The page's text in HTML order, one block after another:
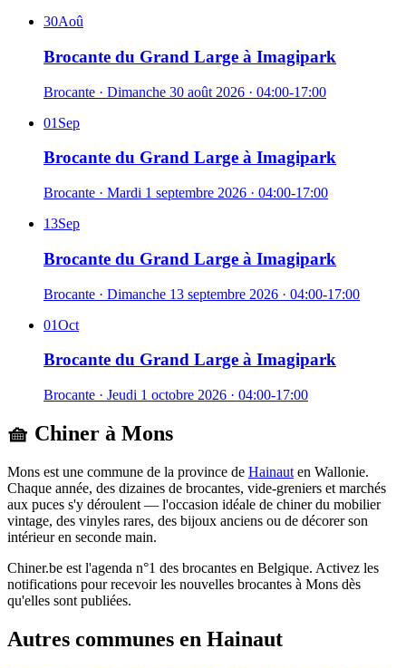
30Aoû
Brocante du Grand Large à Imagipark
Brocante · Dimanche 30 août 2026 · 04:00-17:00
01 Sep
Brocante du Grand Large à Imagipark
Brocante · Mardi 1 septembre 2026 · 04:00-17:00
13Sep
Brocante du Grand Large à Imagipark
Brocante · Dimanche 13 septembre 2026 · 04:00-17:00
01Oct
Brocante du Grand Large à Imagipark
Brocante · Jeudi 1 octobre 2026 · 04:00-17:00
🧺 Chiner à Mons
Mons est une commune de la province de Hainaut en Wallonie.
Chaque année, des dizaines de brocantes, vide-greniers et marchés
aux puces s'y déroulent — l'occasion idéale de chiner du mobilier
vintage, des vinyles rares, des bijoux anciens ou de décorer son
intérieur en seconde main.
Chiner.be est l'agenda n°1 des brocantes en Belgique. Activez les
notifications pour recevoir les nouvelles brocantes à Mons dès
qu'elles sont publiées.
Autres communes en Hainaut